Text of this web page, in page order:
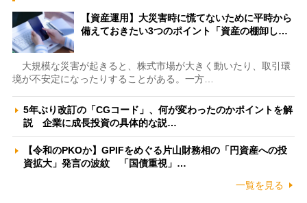
【資産運用】大災害時に慌てないために平時から
備えておきたい3つのポイント「資産の棚卸し…
大規模な災害が起きると、株式市場が大きく動いたり、取引環
境が不安定になったりすることがある。一方…
5年ぶり改訂の「CGコード」、何が変わったのかポイントを解
説 企業に成長投資の具体的な説…
【令和のPKOか】GPIFをめぐる片山財務相の「円資産への投
資拡大」発言の波紋 「国債重視」…
一覧を見る